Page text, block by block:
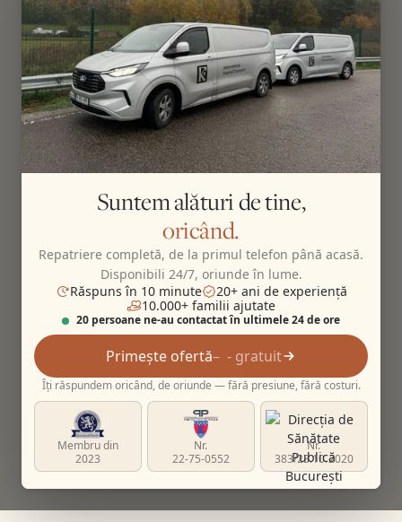
Suntem alături de tine,
oricând.
Repatriere completă, de la primul telefon până acasă.
Disponibili 24/7, oriunde în lume.
Răspuns în 10 minute
20+ ani de experiență
10.000+ familii ajutate
20 persoane ne-au contactat în ultimele 24 de ore
Primește ofertă - gratuit
Îți răspundem oricând, de oriunde — fără presiune, fără costuri.
Membru din
2023
Nr.
22-75-0552
Nr.
383/23.10.2020